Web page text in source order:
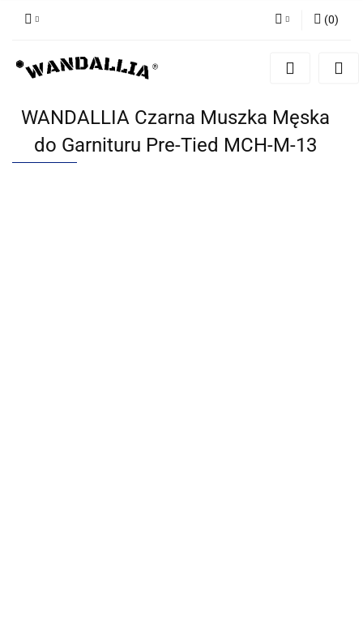
Zaloguj się
Dodaj zgłoszenie
(0)
WANDALLIA Czarna Muszka Męska
do Garnituru Pre-Tied MCH-M-13